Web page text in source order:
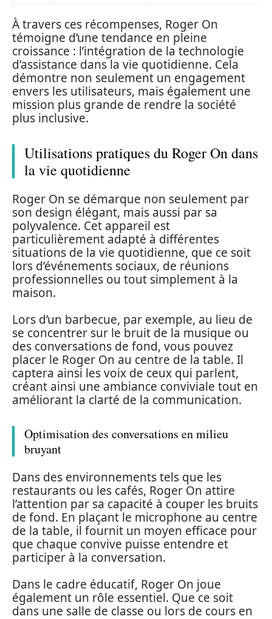
À travers ces récompenses, Roger On
témoigne d’une tendance en pleine
croissance : l’intégration de la technologie
d’assistance dans la vie quotidienne. Cela
démontre non seulement un engagement
envers les utilisateurs, mais également une
mission plus grande de rendre la société
plus inclusive.
Utilisations pratiques du Roger On dans
la vie quotidienne
Roger On se démarque non seulement par
son design élégant, mais aussi par sa
polyvalence. Cet appareil est
particulièrement adapté à différentes
situations de la vie quotidienne, que ce soit
lors d’événements sociaux, de réunions
professionnelles ou tout simplement à la
maison.
Lors d’un barbecue, par exemple, au lieu de
se concentrer sur le bruit de la musique ou
des conversations de fond, vous pouvez
placer le Roger On au centre de la table. Il
captera ainsi les voix de ceux qui parlent,
créant ainsi une ambiance conviviale tout en
améliorant la clarté de la communication.
Optimisation des conversations en milieu
bruyant
Dans des environnements tels que les
restaurants ou les cafés, Roger On attire
l’attention par sa capacité à couper les bruits
de fond. En plaçant le microphone au centre
de la table, il fournit un moyen efficace pour
que chaque convive puisse entendre et
participer à la conversation.
Dans le cadre éducatif, Roger On joue
également un rôle essentiel. Que ce soit
dans une salle de classe ou lors de cours en